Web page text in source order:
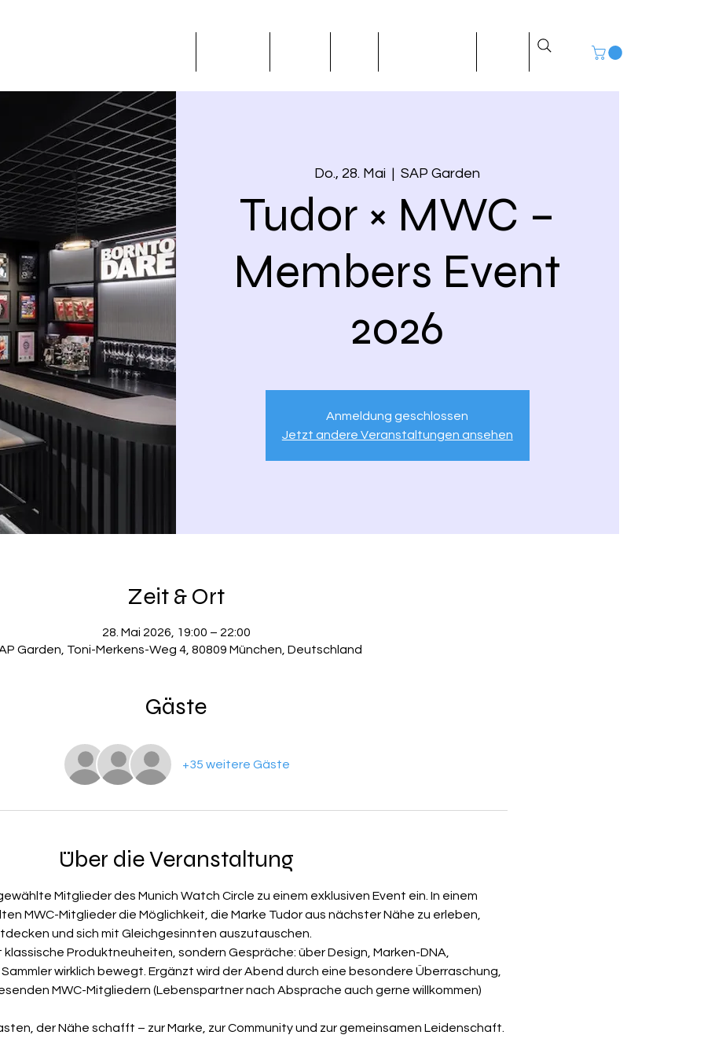
Mehr
Do., 28. Mai
  |
SAP Garden
Tudor × MWC –
Members Event
2026
Anmeldung geschlossen
Jetzt andere Veranstaltungen ansehen
Zeit & Ort
28. Mai 2026, 19:00 – 22:00
Garden, Toni-Merkens-Weg 4, 80809 München, Deutschland
Gäste
+35 weitere Gäste
Über die Veranstaltung
Mitglieder des Munich Watch Circle zu einem exklusiven Event ein. In einem
MWC-Mitglieder die Möglichkeit, die Marke Tudor aus nächster Nähe zu erleben,
und sich mit Gleichgesinnten auszutauschen.
Produktneuheiten, sondern Gespräche: über Design, Marken-DNA,
wirklich bewegt. Ergänzt wird der Abend durch eine besondere Überraschung,
MWC-Mitgliedern (Lebenspartner nach Absprache auch gerne willkommen)
der Nähe schafft – zur Marke, zur Community und zur gemeinsamen Leidenschaft.